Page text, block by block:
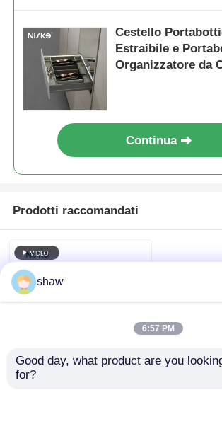
Cestello
Estraibile e
Organizzatore da
Continua
Prodotti raccomandati
shaw
6:57 PM
Good day, what product are you
for?